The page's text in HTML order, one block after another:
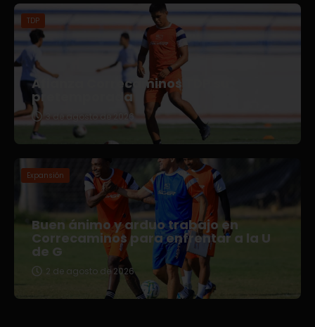
TDP
Afianza Correcaminos TDP su
pretemporada
3 de agosto de 2026
Expansión
Buen ánimo y arduo trabajo en
Correcaminos para enfrentar a la U
de G
2 de agosto de 2026